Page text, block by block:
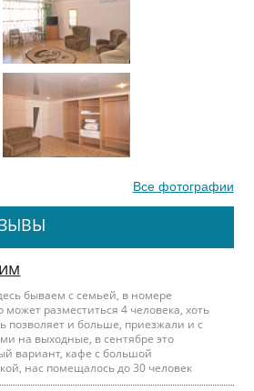
Все фотографии
бываем с семьей, в номере
может разместиться 4 человека, хоть
позволяет и больше, приезжали и с
на выходные, в сентябре это
вариант, кафе с большой
нас помещалось до 30 человек